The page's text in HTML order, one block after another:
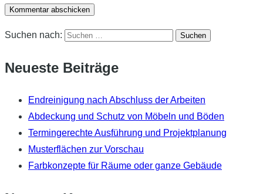
Suchen nach:
Neueste Beiträge
Endreinigung nach Abschluss der Arbeiten
Abdeckung und Schutz von Möbeln und Böden
Termingerechte Ausführung und Projektplanung
Musterflächen zur Vorschau
Farbkonzepte für Räume oder ganze Gebäude